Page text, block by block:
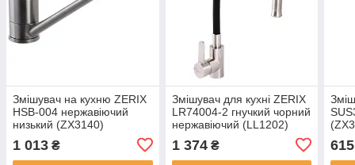
Змішувач на кухню ZERIX
HSB-004 нержавіючий
низький (ZX3140)
1 013 ₴
Змішувач для кухні ZERIX
LR74004-2 гнучкий чорний
нержавіючий (LL1202)
1 374₴ 615